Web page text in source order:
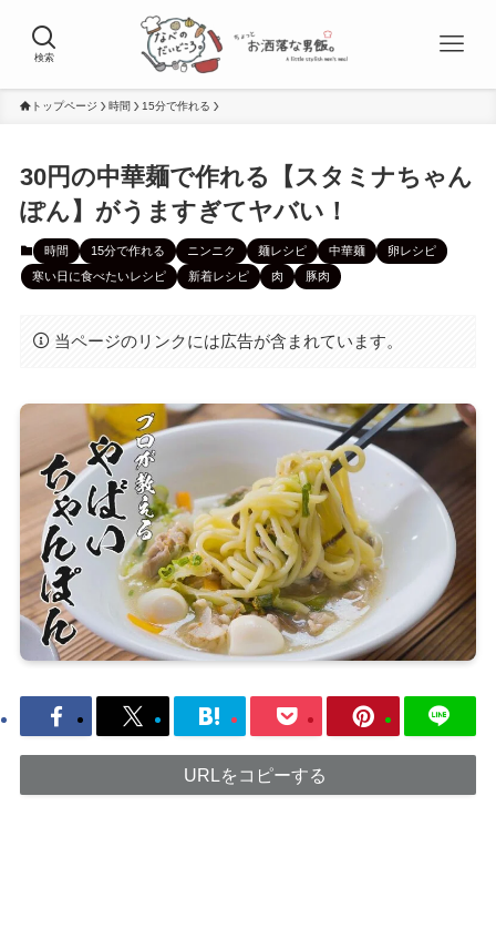
検索
トップページ 時間 15分で作れる
30円の中華麺で作れる【スタミナちゃん
ぽん】がうますぎてヤバい！
時間 15分で作れる ニンニク 麺レシピ 中華麺
卵レシピ
寒い日に食べたいレシピ
新着レシピ 肉 豚肉
当ページのリンクには広告が含まれています。
URLをコピーする